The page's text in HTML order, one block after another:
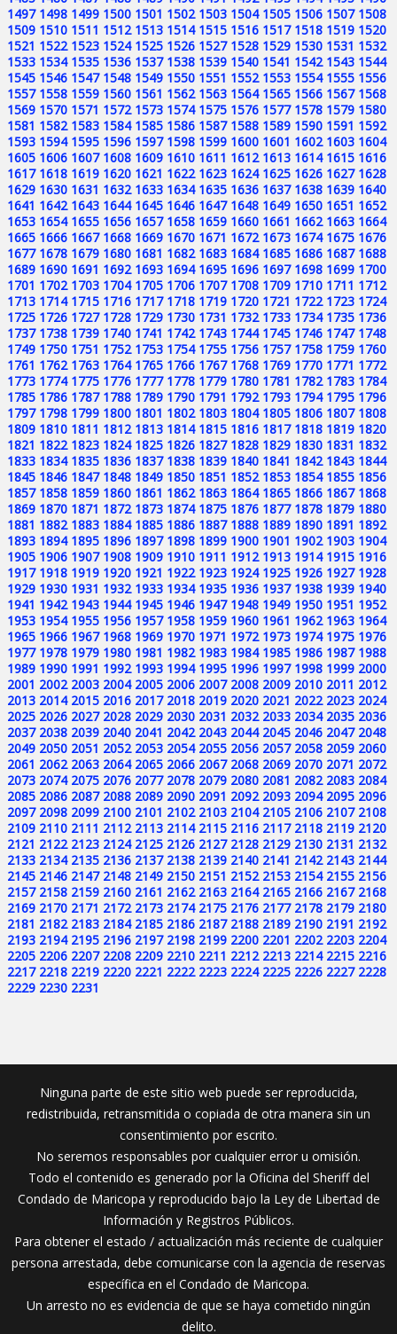
1497 1498 1499 1500 1501 1502 1503 1504 1505 1506 1507 1508
1509 1510 1511 1512 1513 1514 1515 1516 1517 1518 1519 1520
1521 1522 1523 1524 1525 1526 1527 1528 1529 1530 1531 1532
1533 1534 1535 1536 1537 1538 1539 1540 1541 1542 1543 1544
1545 1546 1547 1548 1549 1550 1551 1552 1553 1554 1555 1556
1557 1558 1559 1560 1561 1562 1563 1564 1565 1566 1567 1568
1569 1570 1571 1572 1573 1574 1575 1576 1577 1578 1579 1580
1581 1582 1583 1584 1585 1586 1587 1588 1589 1590 1591 1592
1593 1594 1595 1596 1597 1598 1599 1600 1601 1602 1603 1604
1605 1606 1607 1608 1609 1610 1611 1612 1613 1614 1615 1616
1617 1618 1619 1620 1621 1622 1623 1624 1625 1626 1627 1628
1629 1630 1631 1632 1633 1634 1635 1636 1637 1638 1639 1640
1641 1642 1643 1644 1645 1646 1647 1648 1649 1650 1651 1652
1653 1654 1655 1656 1657 1658 1659 1660 1661 1662 1663 1664
1665 1666 1667 1668 1669 1670 1671 1672 1673 1674 1675 1676
1677 1678 1679 1680 1681 1682 1683 1684 1685 1686 1687 1688
1689 1690 1691 1692 1693 1694 1695 1696 1697 1698 1699 1700
1701 1702 1703 1704 1705 1706 1707 1708 1709 1710 1711 1712
1713 1714 1715 1716 1717 1718 1719 1720 1721 1722 1723 1724
1725 1726 1727 1728 1729 1730 1731 1732 1733 1734 1735 1736
1737 1738 1739 1740 1741 1742 1743 1744 1745 1746 1747 1748
1749 1750 1751 1752 1753 1754 1755 1756 1757 1758 1759 1760
1761 1762 1763 1764 1765 1766 1767 1768 1769 1770 1771 1772
1773 1774 1775 1776 1777 1778 1779 1780 1781 1782 1783 1784
1785 1786 1787 1788 1789 1790 1791 1792 1793 1794 1795 1796
1797 1798 1799 1800 1801 1802 1803 1804 1805 1806 1807 1808
1809 1810 1811 1812 1813 1814 1815 1816 1817 1818 1819 1820
1821 1822 1823 1824 1825 1826 1827 1828 1829 1830 1831 1832
1833 1834 1835 1836 1837 1838 1839 1840 1841 1842 1843 1844
1845 1846 1847 1848 1849 1850 1851 1852 1853 1854 1855 1856
1857 1858 1859 1860 1861 1862 1863 1864 1865 1866 1867 1868
1869 1870 1871 1872 1873 1874 1875 1876 1877 1878 1879 1880
1881 1882 1883 1884 1885 1886 1887 1888 1889 1890 1891 1892
1893 1894 1895 1896 1897 1898 1899 1900 1901 1902 1903 1904
1905 1906 1907 1908 1909 1910 1911 1912 1913 1914 1915 1916
1917 1918 1919 1920 1921 1922 1923 1924 1925 1926 1927 1928
1929 1930 1931 1932 1933 1934 1935 1936 1937 1938 1939 1940
1941 1942 1943 1944 1945 1946 1947 1948 1949 1950 1951 1952
1953 1954 1955 1956 1957 1958 1959 1960 1961 1962 1963 1964
1965 1966 1967 1968 1969 1970 1971 1972 1973 1974 1975 1976
1977 1978 1979 1980 1981 1982 1983 1984 1985 1986 1987 1988
1989 1990 1991 1992 1993 1994 1995 1996 1997 1998 1999 2000
2001 2002 2003 2004 2005 2006 2007 2008 2009 2010 2011 2012
2013 2014 2015 2016 2017 2018 2019 2020 2021 2022 2023 2024
2025 2026 2027 2028 2029 2030 2031 2032 2033 2034 2035 2036
2037 2038 2039 2040 2041 2042 2043 2044 2045 2046 2047 2048
2049 2050 2051 2052 2053 2054 2055 2056 2057 2058 2059 2060
2061 2062 2063 2064 2065 2066 2067 2068 2069 2070 2071 2072
2073 2074 2075 2076 2077 2078 2079 2080 2081 2082 2083 2084
2085 2086 2087 2088 2089 2090 2091 2092 2093 2094 2095 2096
2097 2098 2099 2100 2101 2102 2103 2104 2105 2106 2107 2108
2109 2110 2111 2112 2113 2114 2115 2116 2117 2118 2119 2120
2121 2122 2123 2124 2125 2126 2127 2128 2129 2130 2131 2132
2133 2134 2135 2136 2137 2138 2139 2140 2141 2142 2143 2144
2145 2146 2147 2148 2149 2150 2151 2152 2153 2154 2155 2156
2157 2158 2159 2160 2161 2162 2163 2164 2165 2166 2167 2168
2169 2170 2171 2172 2173 2174 2175 2176 2177 2178 2179 2180
2181 2182 2183 2184 2185 2186 2187 2188 2189 2190 2191 2192
2193 2194 2195 2196 2197 2198 2199 2200 2201 2202 2203 2204
2205 2206 2207 2208 2209 2210 2211 2212 2213 2214 2215 2216
2217 2218 2219 2220 2221 2222 2223 2224 2225 2226 2227 2228
2229 2230 2231
Ninguna parte de este sitio web puede ser reproducida,
redistribuida, retransmitida o copiada de otra manera sin un
consentimiento por escrito.
No seremos responsables por cualquier error u omisión.
Todo el contenido es generado por la Oficina del Sheriff del
Condado de Maricopa y reproducido bajo la Ley de Libertad de
Información y Registros Públicos.
Para obtener el estado / actualización más reciente de cualquier
persona arrestada, debe comunicarse con la agencia de reservas
específica en el Condado de Maricopa.
Un arresto no es evidencia de que se haya cometido ningún
delito.